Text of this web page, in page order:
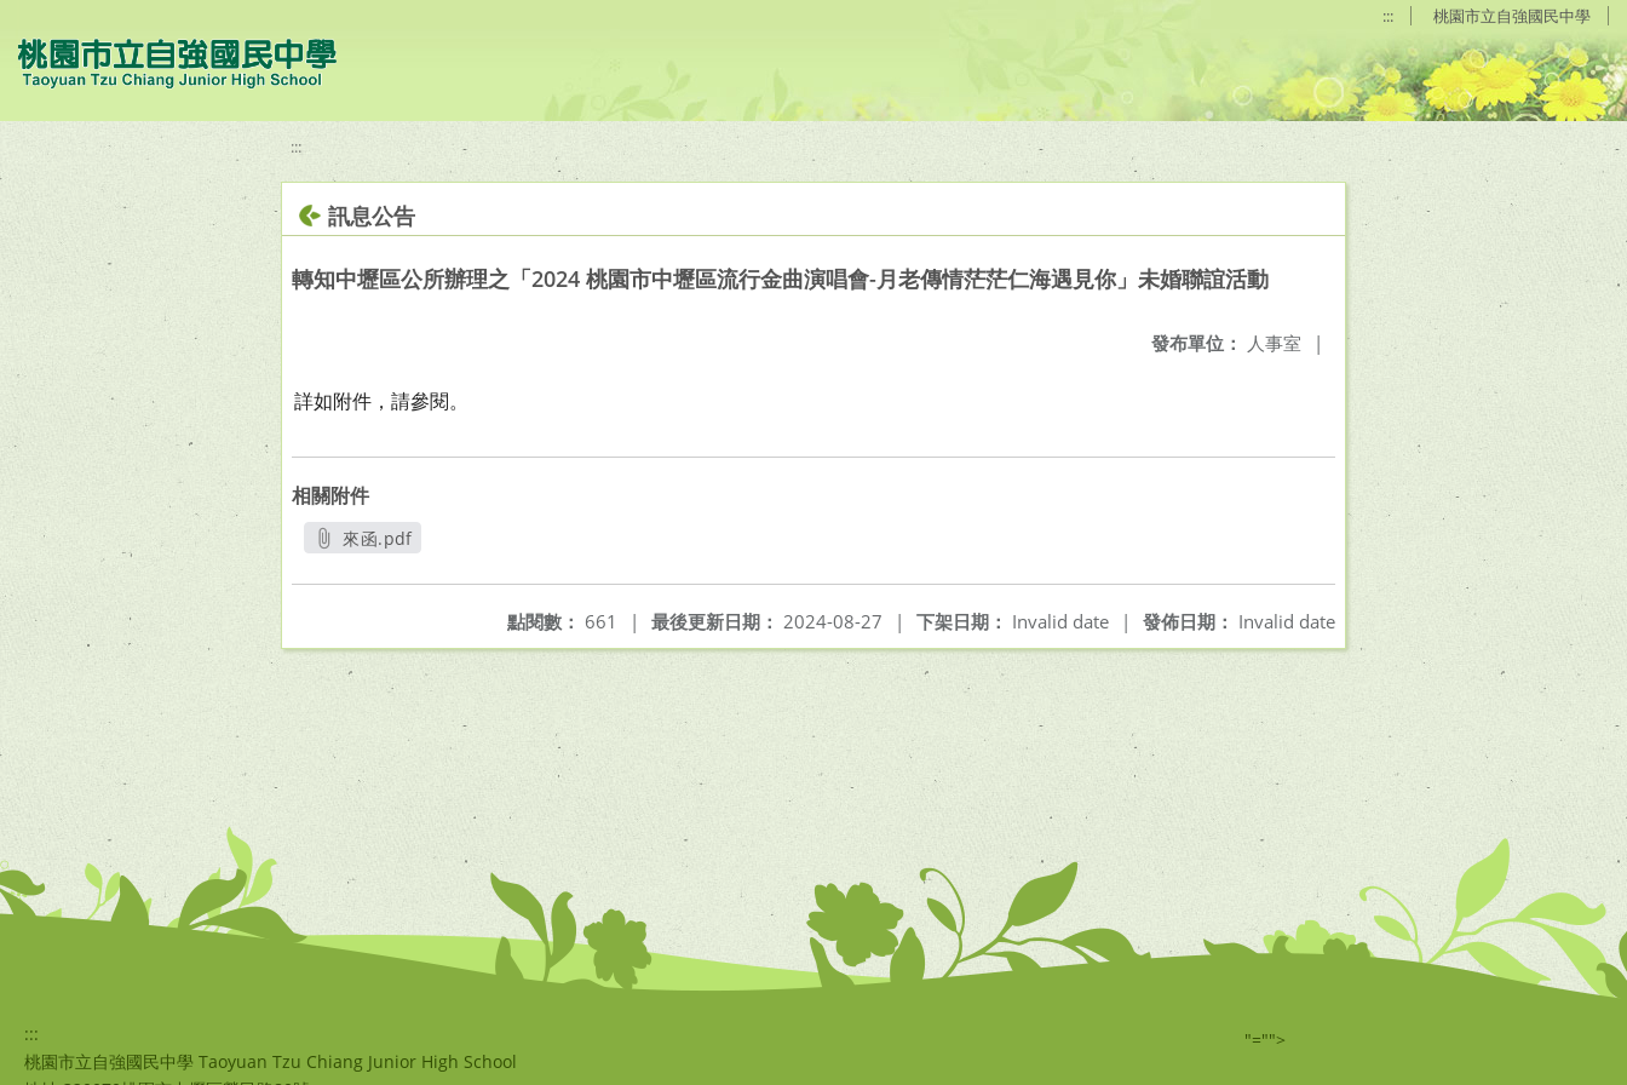
::: 桃園市立自強國民中學
:::
訊息公告
轉知中壢區公所辦理之「2024 桃園市中壢區流行金曲演唱會-月老傳情茫茫仁海遇見你」未婚聯誼活動
發布單位： 人事室 |
詳如附件，請參閱。
相關附件
來函.pdf
發佈日期： Invalid date
下架日期： Invalid date |
最後更新日期： 2024-08-27 |
點閱數： 661 |
:::
桃園市立自強國民中學 Taoyuan Tzu Chiang Junior High School
"="">